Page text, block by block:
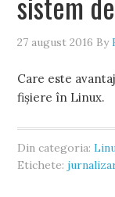
27 august 2016 By
Care este
fișiere în Linux.
Din categoria:
Etichete: